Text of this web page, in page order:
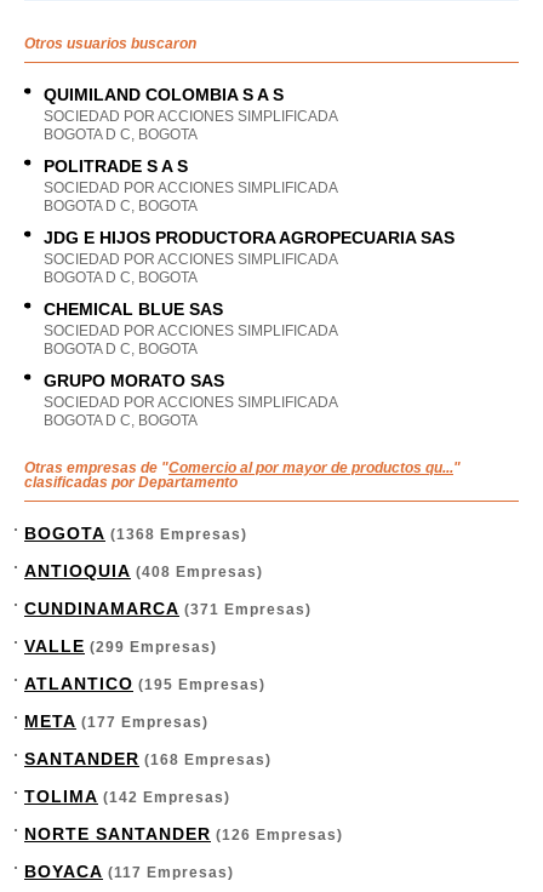
Otros usuarios buscaron
QUIMILAND COLOMBIA S A S
SOCIEDAD POR ACCIONES SIMPLIFICADA
BOGOTA D C, BOGOTA
POLITRADE S A S
SOCIEDAD POR ACCIONES SIMPLIFICADA
BOGOTA D C, BOGOTA
JDG E HIJOS PRODUCTORA AGROPECUARIA SAS
SOCIEDAD POR ACCIONES SIMPLIFICADA
BOGOTA D C, BOGOTA
CHEMICAL BLUE SAS
SOCIEDAD POR ACCIONES SIMPLIFICADA
BOGOTA D C, BOGOTA
GRUPO MORATO SAS
SOCIEDAD POR ACCIONES SIMPLIFICADA
BOGOTA D C, BOGOTA
Otras empresas de "Comercio al por mayor de productos qu..."
clasificadas por Departamento
BOGOTA (1368 Empresas)
ANTIOQUIA (408 Empresas)
CUNDINAMARCA (371 Empresas)
VALLE (299 Empresas)
ATLANTICO (195 Empresas)
META (177 Empresas)
SANTANDER (168 Empresas)
TOLIMA (142 Empresas)
NORTE SANTANDER (126 Empresas)
BOYACA (117 Empresas)